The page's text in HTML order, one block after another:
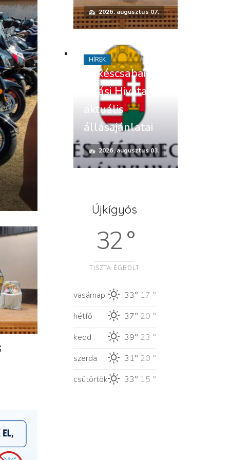
2026. augusztus 07.
Békéscsabai
Járási Hivatal
aktuális
állásajánlatai
2026. augusztus 03.
HÍREK
Újkígyós
32 °
TISZTA ÉGBOLT
vasárnap 33° 17 °
hétfő
37° 20 °
kedd
39° 23 °
szerda
31° 20 °
csütörtök
33° 15 °